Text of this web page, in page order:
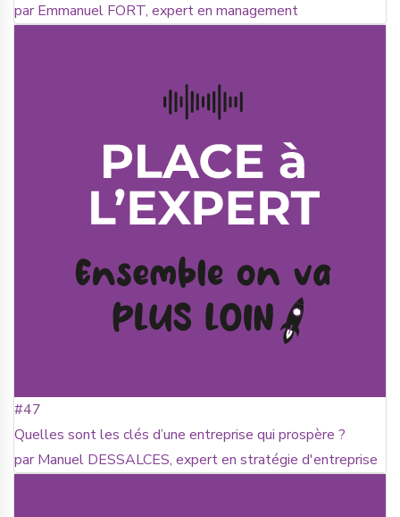
par Emmanuel FORT, expert en management
#47
Quelles sont les clés d’une entreprise qui prospère ?
par Manuel DESSALCES, expert en stratégie d'entreprise